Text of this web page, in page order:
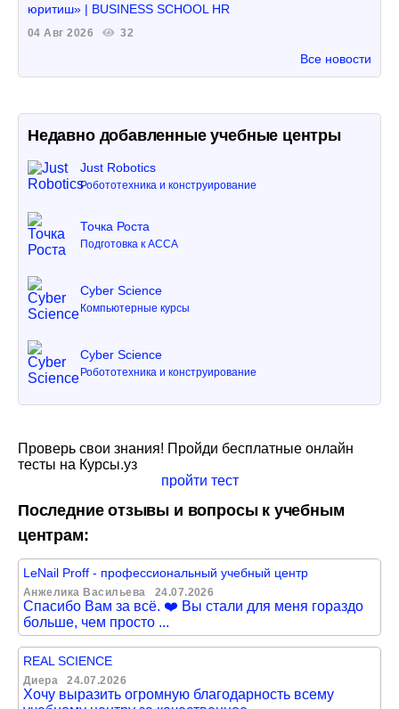
юритиш» | BUSINESS SCHOOL HR
04 Авг 2026 32
Все новости
Недавно добавленные учебные центры
Just Robotics
Робототехника и конструирование
Точка Роста
Подготовка к ACCA
Cyber Science
Компьютерные курсы
Cyber Science
Робототехника и конструирование
Проверь свои знания! Пройди бесплатные онлайн
тесты на Курсы.уз
пройти тест
Последние отзывы и вопросы к учебным
центрам:
LeNail Proff - профессиональный учебный центр
Анжелика Васильева 24.07.2026
Спасибо Вам за всё. ❤️ Вы стали для меня гораздо
больше, чем просто ...
REAL SCIENCE
Диера 24.07.2026
Хочу выразить огромную благодарность всему